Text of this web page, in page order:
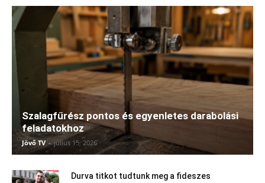
Szalagfűrész pontos és egyenletes darabolási
feladatokhoz
Jövő TV - július 15, 2026
Durva titkot tudtunk meg a fideszes